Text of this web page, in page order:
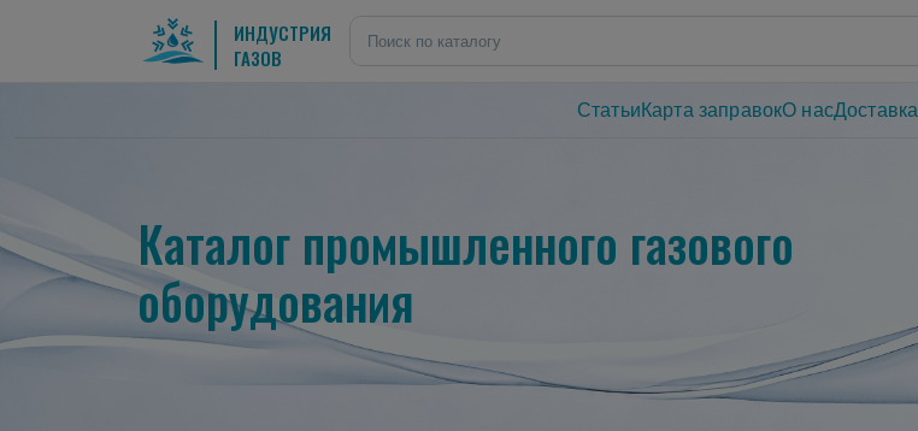
ИНДУСТРИЯ
ГАЗОВ
Статьи Карта заправокО насДоставка
Каталог промышленного газового
оборудования